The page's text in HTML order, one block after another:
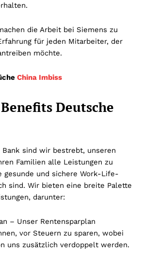
die Arbeit bei Siemens zu
für jeden Mitarbeiter, der
möchte.
China Imbiss
Deutsche
Bank sind wir bestrebt, unseren
Familien alle Leistungen zu
gesunde und sichere Work-Life-
sind. Wir bieten eine breite Palette
darunter:
– Unser Rentensparplan
vor Steuern zu sparen, wobei
uns zusätzlich verdoppelt werden.